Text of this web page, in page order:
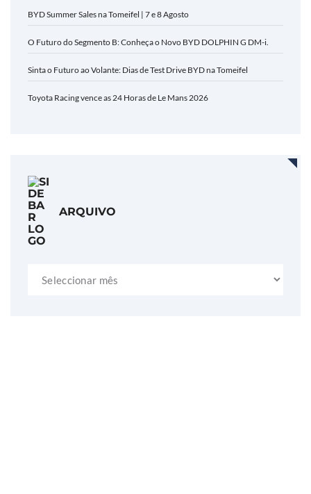
BYD Summer Sales na Tomeifel | 7 e 8 Agosto
O Futuro do Segmento B: Conheça o Novo BYD DOLPHIN G DM-i.
Sinta o Futuro ao Volante: Dias de Test Drive BYD na Tomeifel
Toyota Racing vence as 24 Horas de Le Mans 2026
ARQUIVO